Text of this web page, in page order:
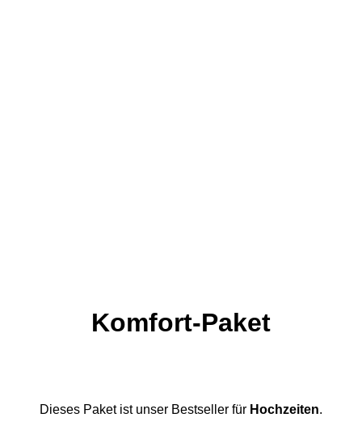
Komfort-Paket
Dieses Paket ist unser Bestseller für Hochzeiten.